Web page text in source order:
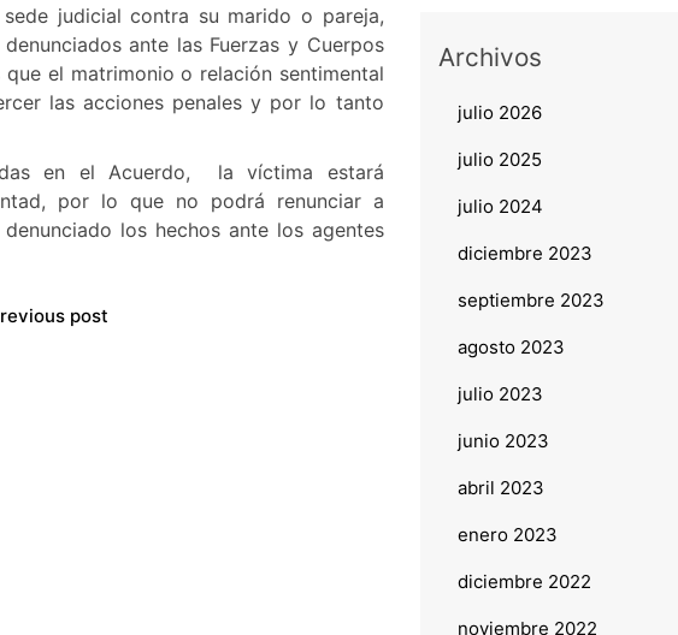
judicial contra su marido o pareja,
ante las Fuerzas y Cuerpos
el matrimonio o relación sentimental
las acciones penales y por lo tanto
en el Acuerdo, la víctima estará
por lo que no podrá renunciar a
los hechos ante los agentes
post
Archivos
julio 2026
julio 2025
julio 2024
diciembre 2023
septiembre 2023
agosto 2023
julio 2023
junio 2023
abril 2023
enero 2023
diciembre 2022
noviembre 2022